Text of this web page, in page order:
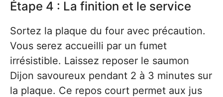
Étape 4 : La finition et le service
Sortez la plaque du four avec précaution.
Vous serez accueilli par un fumet
irrésistible. Laissez reposer le saumon
Dijon savoureux pendant 2 à 3 minutes sur
la plaque. Ce repos court permet aux jus